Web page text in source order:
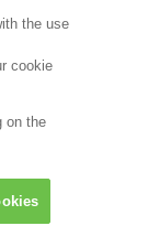
について
ーション
家情報
the use
cookie
on the